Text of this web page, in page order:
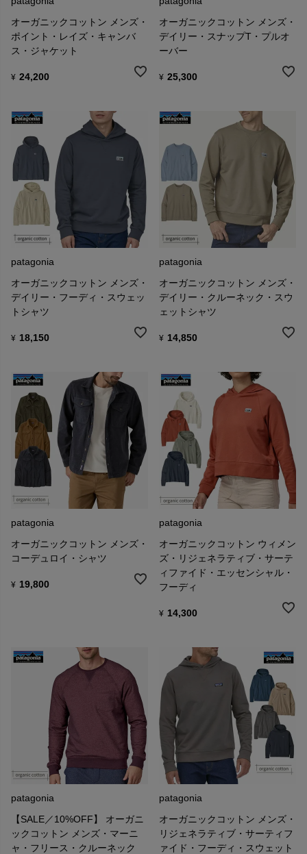
オーガニックコットン メンズ・
ポイント・レイズ・キャンバ
ス・ジャケット
¥ 24,200
オーガニックコットン メンズ・
デイリー・スナップT・プルオ
ーバー
¥ 25,300
patagonia
オーガニックコットン メンズ・
デイリー・フーディ・スウェッ
トシャツ
¥ 18,150
patagonia
オーガニックコットン メンズ・
デイリー・クルーネック・スウ
ェットシャツ
¥ 14,850
patagonia
オーガニックコットン メンズ・
コーデュロイ・シャツ
¥ 19,800
patagonia
オーガニックコットン ウィメン
ズ・リジェネラティブ・サーテ
ィファイド・エッセンシャル・
フーディ
¥ 14,300
patagonia
【SALE／10%OFF】 オーガニ
ックコットン メンズ・マーニ
ャ・フリース・クルーネック
patagonia
オーガニックコットン メンズ・
リジェネラティブ・サーティフ
ァイド・フーディ・スウェット